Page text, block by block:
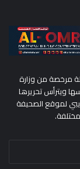
مرخصة من وزارة
ويترأس تحريرها
2024 بدأ البث التجريبي لموقع الصحيفة